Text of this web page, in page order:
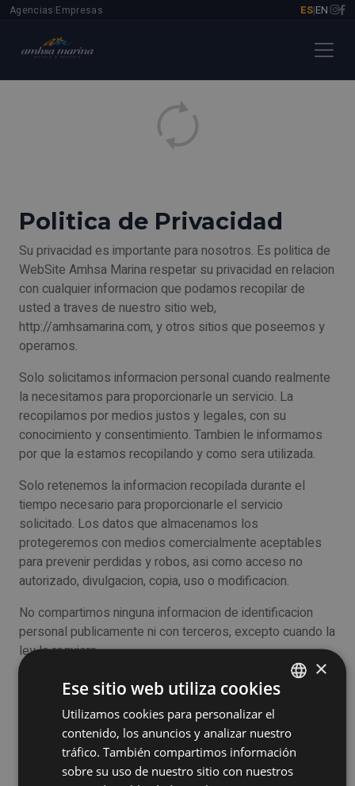
Agencias Empresas ES|EN
Politica de Privacidad
Su privacidad es importante para nosotros. Es politica de
WebSite Amhsa Marina respetar su privacidad en relacion
con cualquier informacion que podamos recopilar de
usted a traves de nuestro sitio web,
http://amhsamarina.com, y otros sitios que poseemos y
operamos.
Solo solicitamos informacion personal cuando realmente
la necesitamos para proporcionarle un servicio. La
recopilamos por medios justos y legales, con su
conocimiento y consentimiento. Tambien le informamos
por que la estamos recopilando y como sera utilizada.
Solo retenemos la informacion recopilada durante el
tiempo necesario para proporcionarle el servicio
solicitado. Los datos que almacenamos los
protegeremos con medios comercialmente aceptables
para prevenir perdidas y robos, asi como acceso no
autorizado, divulgacion, copia, uso o modificacion.
No compartimos ninguna informacion de identificacion
personal publicamente ni con terceros, excepto cuando la
ley lo requiera.
Nuestro sitio web puede enlazar a sitios externos que no
tenemos control sobre el contenido y las practicas de
estos sitios, y no podemos aceptar responsabilidad por
sus respectivas politicas de privacidad.
SPANISH
×
Ese sitio web utiliza cookies
Utilizamos cookies para personalizar el
contenido, los anuncios y analizar nuestro
tráfico. También compartimos información
sobre su uso de nuestro sitio con nuestros